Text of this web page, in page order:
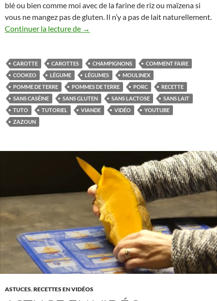
blé ou bien comme moi avec de la farine de riz ou maïzena si
vous ne mangez pas de gluten. Il n’y a pas de lait naturellement.
Continuer la lecture de Sauté de porc et ses légumes sauce
→
CAROTTE CAROTTES CHAMPIGNONS
COMMENT FAIRE
COOKEO
LÉGUME LÉGUMES
MOULINEX
POMME DE TERRE
POMMES DE TERRE PORC
RECETTE
SANS CASÉINE
SANS GLUTEN SANS LACTOSE
SANS LAIT
TUTO
TUTORIEL VIANDE VIDÉO
YOUTUBE
ZAZOUN
ASTUCES,RECETTES EN VIDÉOS